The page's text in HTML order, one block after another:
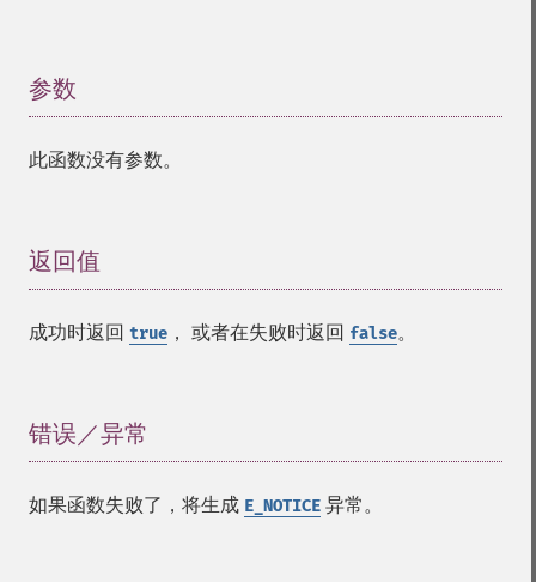
参数
此函数没有参数。
返回值
成功时返回 true ， 或者在失败时返回 false。
错误／异常
如果函数失败了，将生成 E_NOTICE 异常。